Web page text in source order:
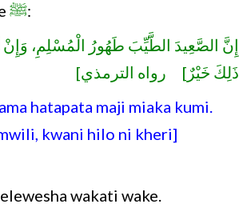
ﷺ:
إِنَّ الصَّعِيدَ الطَّيِّبَ طَهُورُ الْمُسْلِمِ، وَإِنْ
ذَلِكَ خَيْرٌ] رواه الترمذي]
hatapata maji miaka kumi.
mwili, kwani hilo ni kheri]
wakati wake.